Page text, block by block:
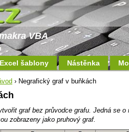
VBA
Excel šablony Nástěnka
› Negrafický graf v buňkách
graf bez průvodce grafu. Jedná se
zobrazeny jako pruhový graf.